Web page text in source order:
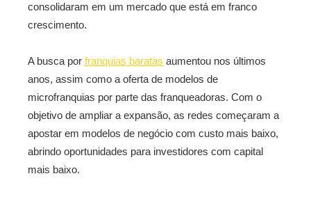
consolidaram em um mercado que está em franco
crescimento.
A busca por franquias baratas aumentou nos últimos
anos, assim como a oferta de modelos de
microfranquias por parte das franqueadoras. Com o
objetivo de ampliar a expansão, as redes começaram a
apostar em modelos de negócio com custo mais baixo,
abrindo oportunidades para investidores com capital
mais baixo.